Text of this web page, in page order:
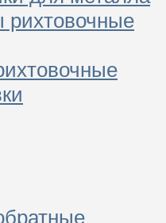
рихтовочные